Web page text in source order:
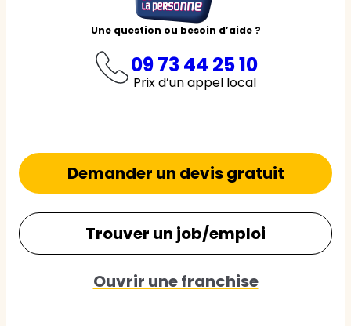
Une question ou besoin d’aide ?
09 73 44 25 10
Prix d’un appel local
Demander un devis gratuit
Trouver un job/emploi
Ouvrir une franchise